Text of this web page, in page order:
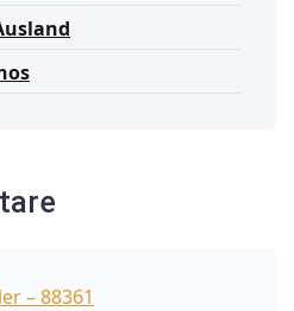
– 88361